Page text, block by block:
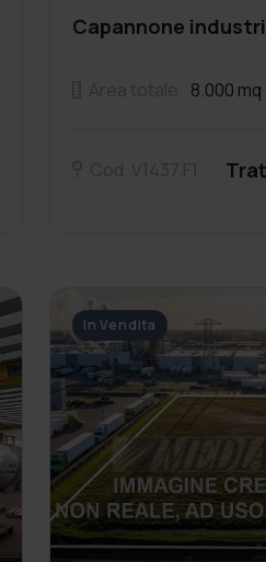
Capannone
8.000 mq
In Vendita